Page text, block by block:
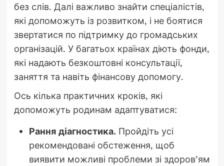
без слів. Далі важливо знайти спеціалістів,
які допоможуть із розвитком, і не боятися
звертатися по підтримку до громадських
організацій. У багатьох країнах діють фонди,
які надають безкоштовні консультації,
заняття та навіть фінансову допомогу.
Ось кілька практичних кроків, які
допоможуть родинам адаптуватися:
Рання діагностика. Пройдіть усі
рекомендовані обстеження, щоб
виявити можливі проблеми зі здоров’ям